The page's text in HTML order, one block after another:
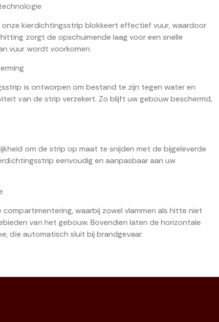
kierdichtingsstrip blokkeert effectief vuur, waardoor
zorgt de opschuimende laag voor een snelle
vuur wordt voorkomen.
is ontworpen om bestand te zijn tegen water en
van de strip verzekert. Zo blijft uw gebouw beschermd,
om de strip op maat te snijden met de bijgeleverde
eenvoudig en aanpasbaar aan uw
waarbij zowel vlammen als hitte niet
van het gebouw. Bovendien laten de horizontale
die automatisch sluit bij brandgevaar.